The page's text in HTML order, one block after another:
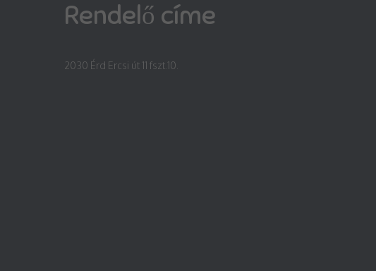
Rendelő címe
2030 Érd Ercsi út 11 fszt.10.